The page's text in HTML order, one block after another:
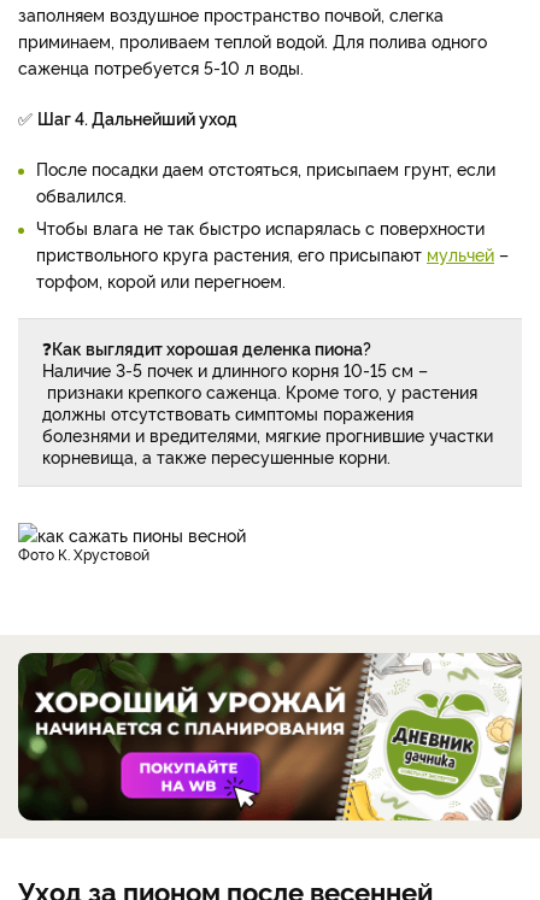
заполняем воздушное пространство почвой, слегка
приминаем, проливаем теплой водой. Для полива одного
саженца потребуется 5-10 л воды.
✅ Шаг 4. Дальнейший уход
После посадки даем отстояться, присыпаем грунт, если
обвалился.
Чтобы влага не так быстро испарялась с поверхности
приствольного круга растения, его присыпают мульчей –
торфом, корой или перегноем.
❓Как выглядит хорошая деленка пиона?
Наличие 3-5 почек и длинного корня 10-15 см –
признаки крепкого саженца. Кроме того, у растения
должны отсутствовать симптомы поражения
болезнями и вредителями, мягкие прогнившие участки
корневища, а также пересушенные корни.
фото К. Хрустовой
Уход за пионом после весенней